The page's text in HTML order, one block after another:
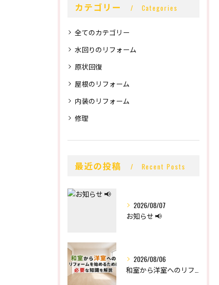
カテゴリー Categories
全てのカテゴリー
水回りのリフォーム
原状回復
屋根のリフォーム
内装のリフォーム
修理
最近の投稿 Recent Posts
2026/08/07
お知らせ 📢
2026/08/06